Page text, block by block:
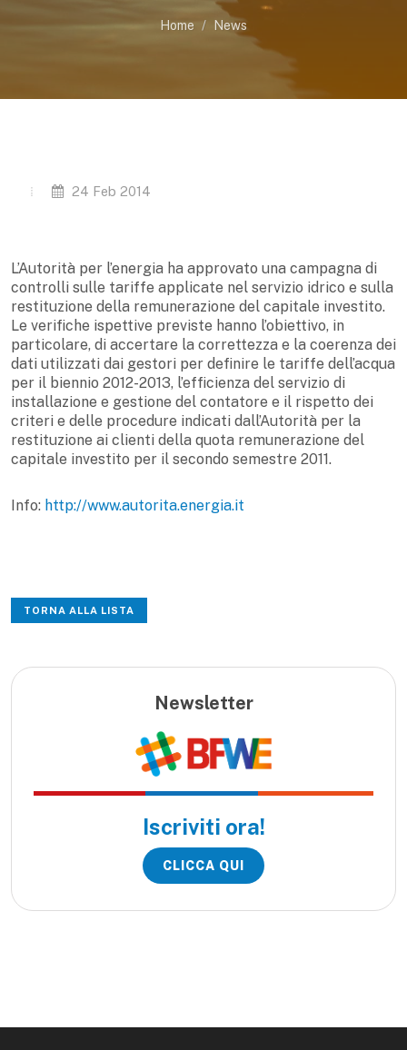
Home News
24 Feb 2014
L’Autorità per l’energia ha approvato una campagna di
controlli sulle tariffe applicate nel servizio idrico e sulla
restituzione della remunerazione del capitale investito.
Le verifiche ispettive previste hanno l’obiettivo, in
particolare, di accertare la correttezza e la coerenza dei
dati utilizzati dai gestori per definire le tariffe dell’acqua
per il biennio 2012-2013, l’efficienza del servizio di
installazione e gestione del contatore e il rispetto dei
criteri e delle procedure indicati dall’Autorità per la
restituzione ai clienti della quota remunerazione del
capitale investito per il secondo semestre 2011.
Info: http://www.autorita.energia.it
TORNA ALLA LISTA
Newsletter
Iscriviti ora!
CLICCA QUI